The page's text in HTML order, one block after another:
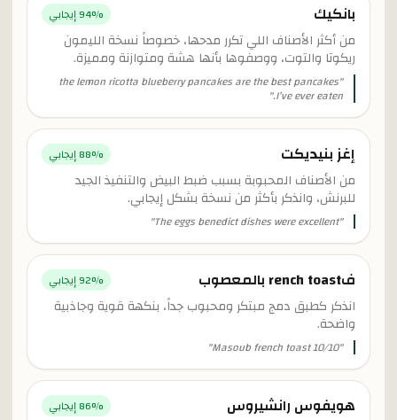
بانكيك 94% إيجابي
من أكثر الأصناف اللي تكرر مدحها، خصوصاً نسخة الليمون
ريكوتا والتوت، ووصفوها بأنها هشة ومتوازنة ومميزة.
"
the lemon ricotta blueberry pancakes are the best pancakes
I’ve ever eaten.
"
إغز بنيديكت 88% إيجابي
من الأصناف المحبوبة بسبب ضبط البيض والتنفيذ الجيد
للبرنش، وانذكر بأكثر من نسخة بشكل إيجابي.
"
The eggs benedict dishes were excellent
"
فrench toast بالمعصوب 92% إيجابي
انذكر كطبق دمج مبتكر ومحبوب جداً، بنكهة قوية وجاذبية
واضحة.
"
Masoub french toast 10/10
"
هويفوس رانشيروس 86% إيجابي